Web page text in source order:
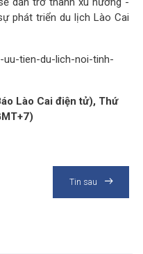
phát triển du lịch Lào Cai
tien-du-lich-noi-tinh-
Lào Cai điện tử), Thứ
Tin sau